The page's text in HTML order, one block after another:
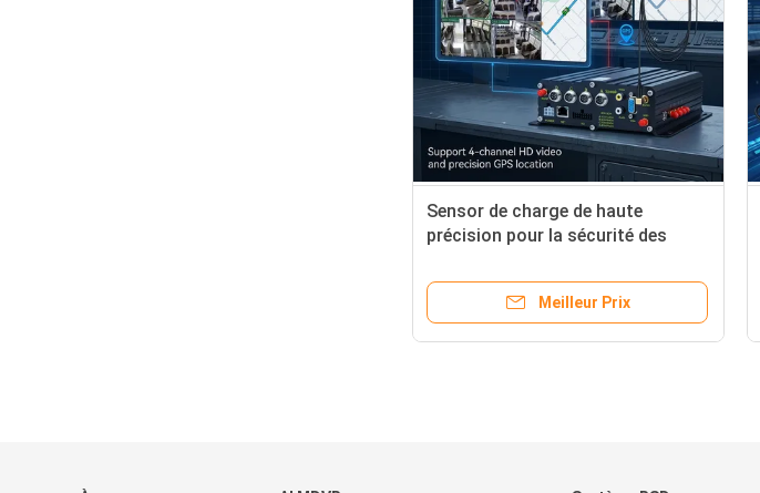
Sensor de charge de haute
précision pour la sécurité des
construction et système de
télématique vidéo mobile DVR
Meilleur Prix